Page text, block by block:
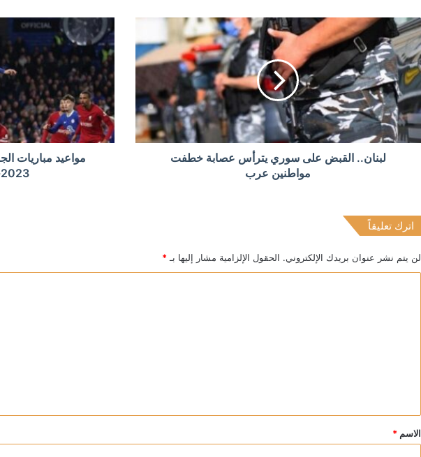
منذ 4 ساعات
نتنياهو يتحدى ممداني في نيويورك
السلطات اليونانية تعتقل أربعة إسرائيليين وأربعة أجانب بحوزتهم مخدرات على متن
منذ 4 ساعات
لبنان.. القبض على سوري يترأس عصابة خطفت
مواطنين عرب
مواعيد مباريات
2023-2024.. قمة نارية
اترك تعليقاً
لن يتم نشر عنوان بريدك الإلكتروني. الحقول الإلزامية مشار إليها بـ *
*
الاسم *